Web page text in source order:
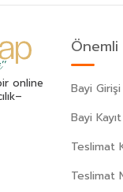
(49)
online
Bayi Girişi
Bayi Kayıt
Teslimat
Teslimat